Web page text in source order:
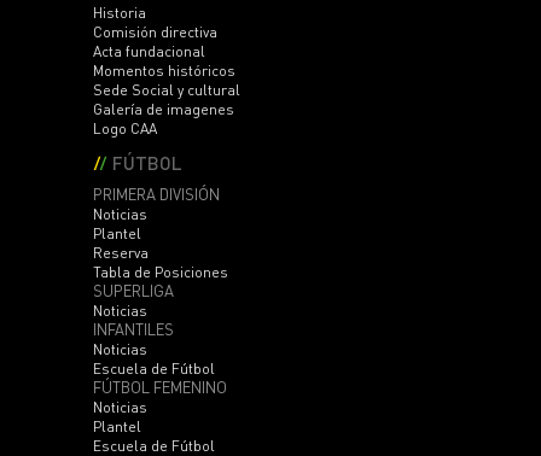
Historia
Comisión directiva
Acta fundacional
Momentos históricos
Sede Social y cultural
Galería de imagenes
Logo CAA
FÚTBOL
PRIMERA DIVISIÓN
Noticias
Plantel
Reserva
Tabla de Posiciones
SUPERLIGA
Noticias
INFANTILES
Noticias
Escuela de Fútbol
FÚTBOL FEMENINO
Noticias
Plantel
Escuela de Fútbol